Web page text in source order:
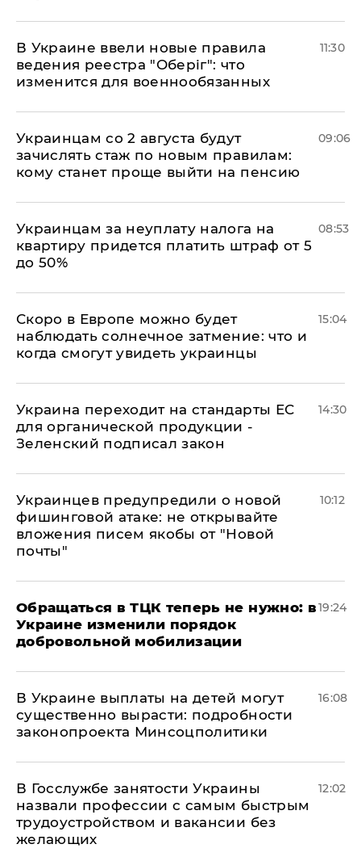
В Украине ввели новые правила
ведения реестра "Оберіг": что
изменится для военнообязанных
11:30
Украинцам со 2 августа будут
зачислять стаж по новым правилам:
кому станет проще выйти на пенсию
09:06
Украинцам за неуплату налога на
квартиру придется платить штраф от 5
до 50%
08:53
Скоро в Европе можно будет
наблюдать солнечное затмение: что и
когда смогут увидеть украинцы
15:04
Украина переходит на стандарты ЕС
для органической продукции -
Зеленский подписал закон
14:30
Украинцев предупредили о новой
фишинговой атаке: не открывайте
вложения писем якобы от "Новой
почты"
10:12
Обращаться в ТЦК теперь не нужно: в
Украине изменили порядок
добровольной мобилизации
19:24
В Украине выплаты на детей могут
существенно вырасти: подробности
законопроекта Минсоцполитики
16:08
В Госслужбе занятости Украины
назвали профессии с самым быстрым
трудоустройством и вакансии без
желающих
12:02